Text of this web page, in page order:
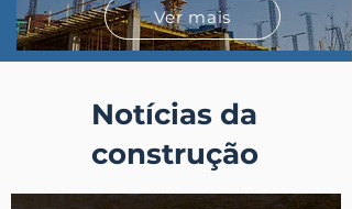
Ver mais
Notícias da
construção